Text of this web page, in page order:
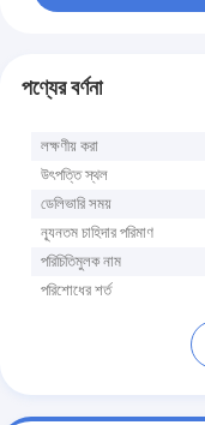
পণ্যের বর্ণনা
লক্ষণীয় করা
উৎপত্তি স্থল
ডেলিভারি সময়
ন্যূনতম চাহিদার পরিমাণ
পরিচিতিমুলক নাম
পরিশোধের শর্ত